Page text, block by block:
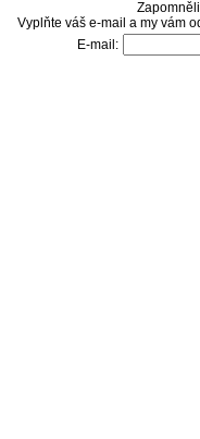
Vyplňte váš e-mail a my vám
E-mail: